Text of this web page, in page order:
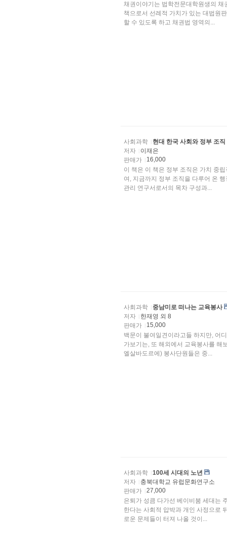
채권이야기는 법학전문대학원생의
책으로서 선례적 가치가 있는 대법원
할 수 있도록 하고 채권법 영역의...
사회과학
현대 한국 사회와 정부 조
저자
이재은
판매가
16,000
이 책은 이 책은 정부 조직은 가치 중
여, 지금까지 정부 조직을 다루어 온
관리 연구서로서의 목차 구성과...
사회과학
중남미로 떠나는 교육봉사
저자
한재영 외 8
판매가
15,000
백문이 불여일견이라고들 하지만, 어
가보기는, 또 해외에서 교육봉사를 해
엘살바도르에) 봉사단원들은 중...
사회과학
100세 시대의 노년
저자
충북대학교 유럽문화연구소
판매가
27,000
은퇴가 성큼 다가선 베이비붐 세대는
한다는 사회적 압박과 개인 사정으로
로운 문제들이 터져 나올 것이...